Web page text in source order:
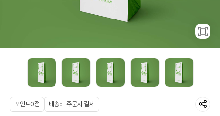
포인트0점 배송비 주문시 결제